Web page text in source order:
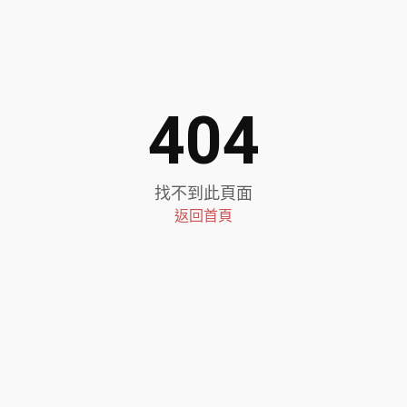
404
找不到此頁面
返回首頁